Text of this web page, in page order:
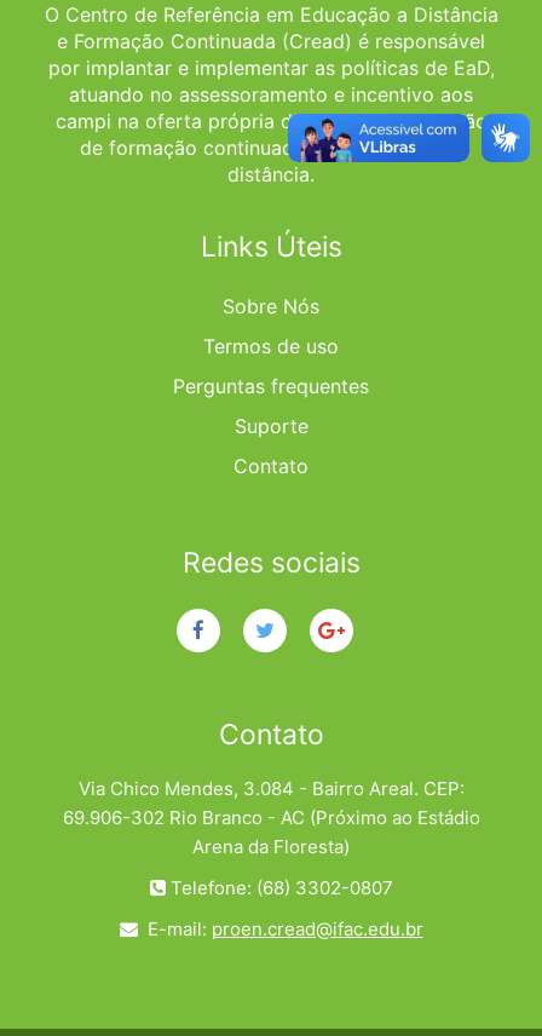
O Centro de Referência em Educação a Distância
e Formação Continuada (Cread) é responsável
por implantar e implementar as políticas de EaD,
atuando no assessoramento e incentivo aos
campi na oferta própria de cursos e promoção
de formação continuada na modalidade a
distância.
Links Úteis
Sobre Nós
Termos de uso
Perguntas frequentes
Suporte
Contato
Redes sociais
Contato
Via Chico Mendes, 3.084 - Bairro Areal. CEP:
69.906-302 Rio Branco - AC (Próximo ao Estádio
Arena da Floresta)
Telefone: (68) 3302-0807
E-mail: proen.cread@ifac.edu.br